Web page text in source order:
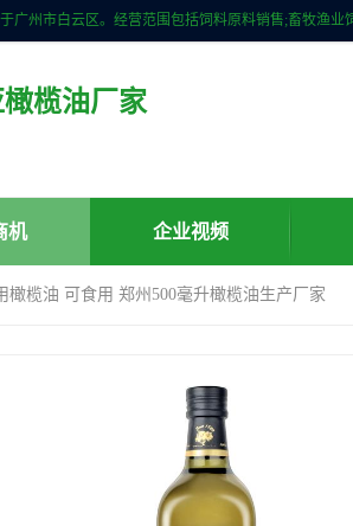
榄油厂家
机 企业视频
橄榄油 可食用 郑州500毫升橄榄油生产厂家